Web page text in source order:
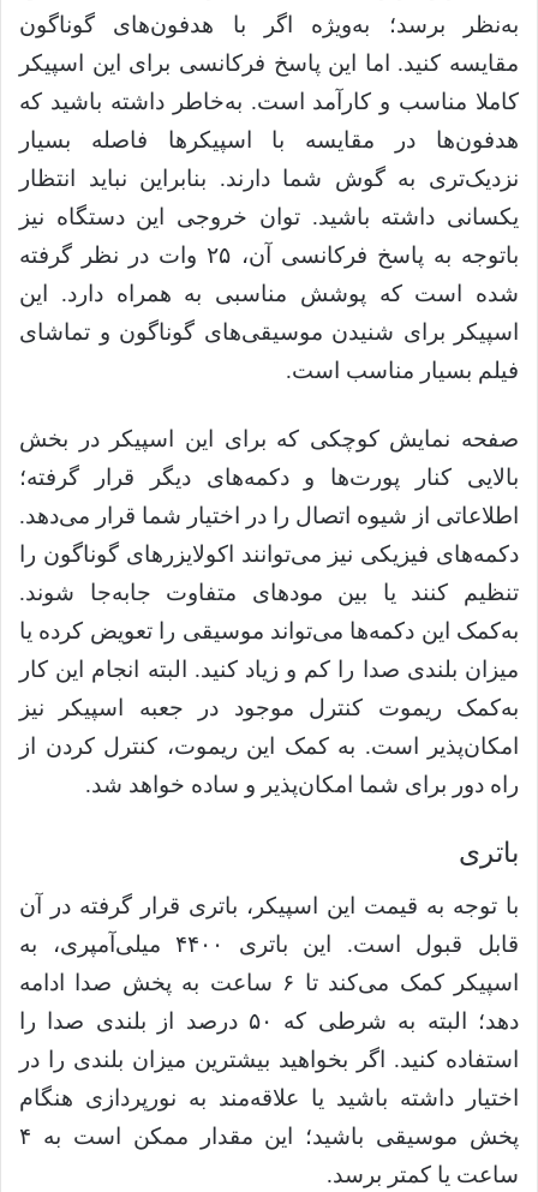
به‌نظر برسد؛ به‌ویژه اگر با هدفون‌های گوناگون
مقایسه کنید. اما این پاسخ فرکانسی برای این اسپیکر
کاملا مناسب و کارآمد است. به‌خاطر داشته باشید که
هدفون‌ها در مقایسه با اسپیکرها فاصله بسیار
نزدیک‌تری به گوش شما دارند. بنابراین نباید انتظار
یکسانی داشته باشید. توان خروجی این دستگاه نیز
باتوجه به پاسخ فرکانسی آن، ۲۵ وات در نظر گرفته
شده است که پوشش مناسبی به همراه دارد. این
اسپیکر برای شنیدن موسیقی‌های گوناگون و تماشای
فیلم بسیار مناسب است.
صفحه نمایش کوچکی که برای این اسپیکر در بخش
بالایی کنار پورت‌ها و دکمه‌های دیگر قرار گرفته؛
اطلاعاتی از شیوه اتصال را در اختیار شما قرار می‌دهد.
دکمه‌های فیزیکی نیز می‌توانند اکولایزرهای گوناگون را
تنظیم کنند یا بین مودهای متفاوت جابه‌جا شوند.
به‌کمک این دکمه‌ها می‌تواند موسیقی را تعویض کرده یا
میزان بلندی صدا را کم و زیاد کنید. البته انجام این کار
به‌کمک ریموت کنترل موجود در جعبه اسپیکر نیز
امکان‌پذیر است. به کمک این ریموت، کنترل کردن از
راه دور برای شما امکان‌پذیر و ساده خواهد شد.
باتری
با توجه به قیمت این اسپیکر، باتری قرار گرفته در آن
قابل قبول است. این باتری ۴۴۰۰ میلی‌آمپری، به
اسپیکر کمک می‌کند تا ۶ ساعت به پخش صدا ادامه
دهد؛ البته به شرطی که ۵۰ درصد از بلندی صدا را
استفاده کنید. اگر بخواهید بیشترین میزان بلندی را در
اختیار داشته باشید یا علاقه‌مند به نورپردازی هنگام
پخش موسیقی باشید؛ این مقدار ممکن است به ۴
ساعت یا کمتر برسد.